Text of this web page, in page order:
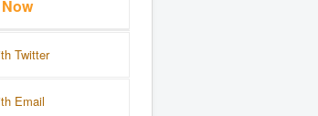
Twitter
Email